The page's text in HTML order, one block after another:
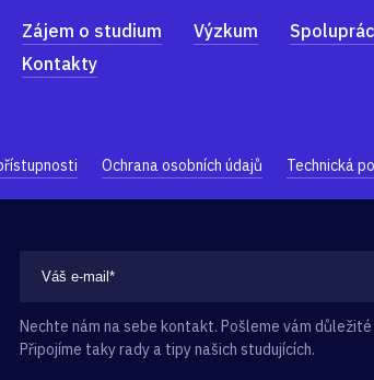
Zájem o studium Výzkum
Kontakty
Ochrana osobních údajů Technická
Nechte nám na sebe kontakt. Pošleme vám
Připojíme taky rady a tipy našich studujících.